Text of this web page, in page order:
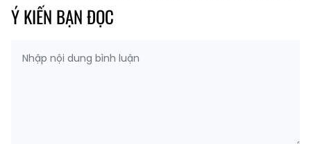
Ý KIẾN BẠN ĐỌC